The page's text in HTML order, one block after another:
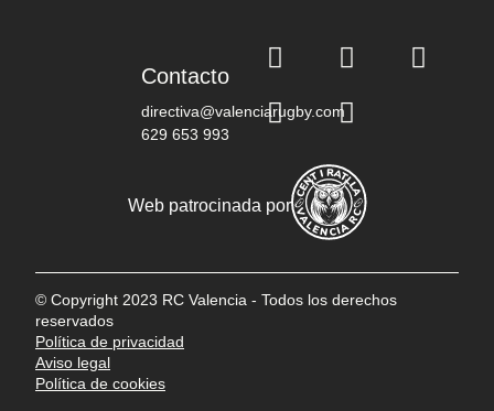
Contacto
directiva@valenciarugby.com
629 653 993
Web patrocinada por
© Copyright 2023 RC Valencia - Todos los derechos
reservados
Política de privacidad
Aviso legal
Política de cookies